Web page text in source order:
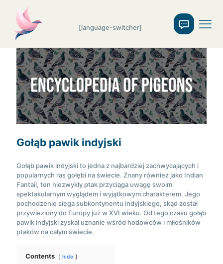
[language-switcher]
Gołąb pawik indyjski
Gołąb pawik indyjski to jedna z najbardziej zachwycających i
popularnych ras gołębi na świecie. Znany również jako Indian
Fantail, ten niezwykły ptak przyciąga uwagę swoim
spektakularnym wyglądem i wyjątkowym charakterem. Jego
pochodzenie sięga subkontynentu indyjskiego, skąd został
przywieziony do Europy już w XVI wieku. Od tego czasu gołąb
pawik indyjski zyskał uznanie wśród hodowców i miłośników
ptaków na całym świecie.
Contents hide